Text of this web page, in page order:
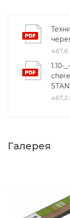
467,6
1.10-
467,2
Галерея